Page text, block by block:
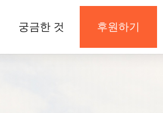
궁금한 것
공지사항 및 Q&A
나의 후원내역
후원하기
후원하기